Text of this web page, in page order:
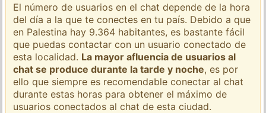
El número de usuarios en el chat depende de la hora
del día a la que te conectes en tu país. Debido a que
en Palestina hay 9.364 habitantes, es bastante fácil
que puedas contactar con un usuario conectado de
esta localidad. La mayor afluencia de usuarios al
chat se produce durante la tarde y noche, es por
ello que siempre es recomendable conectar al chat
durante estas horas para obtener el máximo de
usuarios conectados al chat de esta ciudad.